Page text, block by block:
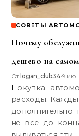
СОВЕТЫ
Почему
дешево на самом
От logan_club34•9
Покупка автомобиля – далеко не последние
расходы.
дополнительно
не все до